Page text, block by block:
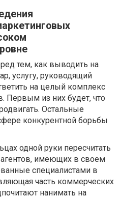
тем, как выводить на
услугу, руководящий
на целый комплекс
Первым из них будет, что
Остальные
конкурентной борьбы
одной руки пересчитать
имеющих в своем
специалистами в
часть коммерческих
нанимать на